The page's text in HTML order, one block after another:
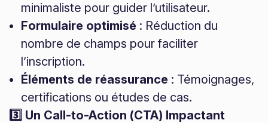
minimaliste pour guider l’utilisateur.
Formulaire optimisé : Réduction du
nombre de champs pour faciliter
l’inscription.
Éléments de réassurance : Témoignages,
certifications ou études de cas.
3️⃣ Un Call-to-Action (CTA) Impactant